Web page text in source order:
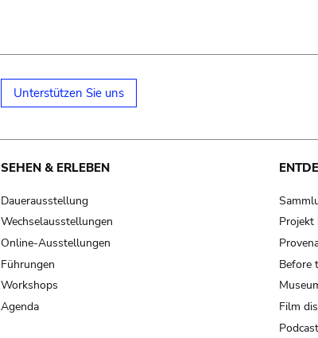
Unterstützen Sie uns
SEHEN & ERLEBEN
Dauerausstellung
Wechselausstellungen
Online-Ausstellungen
Führungen
Workshops
Agenda
Projekt
Before
Film